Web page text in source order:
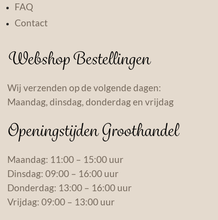
FAQ
Contact
Webshop Bestellingen
Wij verzenden op de volgende dagen:
Maandag, dinsdag, donderdag en vrijdag
Openingstijden Groothandel
Maandag: 11:00 – 15:00 uur
Dinsdag: 09:00 – 16:00 uur
Donderdag: 13:00 – 16:00 uur
Vrijdag: 09:00 – 13:00 uur